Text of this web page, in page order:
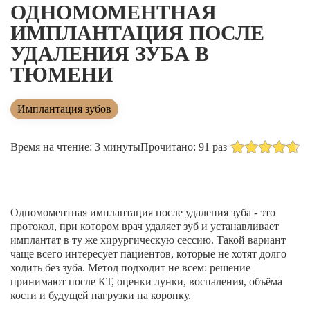
Лечение кариеса
Лечение высокой чувствительности зубов
Лечение зубов за один день
Лечение пульпита и периодонтита
Металлические брекеты
Установка брекетов
Элайнеры
Элайнеры ClearCorrect
ОДНОМОМЕНТНАЯ
ИМПЛАНТАЦИЯ ПОСЛЕ
УДАЛЕНИЯ ЗУБА В
ТЮМЕНИ
Имплантация зубов
Время на чтение: 3 минутыПрочитано: 91 раз
Одномоментная имплантация после удаления зуба - это
протокол, при котором врач удаляет зуб и устанавливает
имплантат в ту же хирургическую сессию. Такой вариант
чаще всего интересует пациентов, которые не хотят долго
ходить без зуба. Метод подходит не всем: решение
принимают после КТ, оценки лунки, воспаления, объёма
кости и будущей нагрузки на коронку.